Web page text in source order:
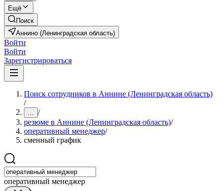
Ещё
Поиск
Аннино (Ленинградская область)
Войти
Войти
Зарегистрироваться
Поиск сотрудников в Аннине (Ленинградская область)
/
... /
резюме в Аннине (Ленинградская область)/
оперативный менеджер/
сменный график
оперативный менеджер